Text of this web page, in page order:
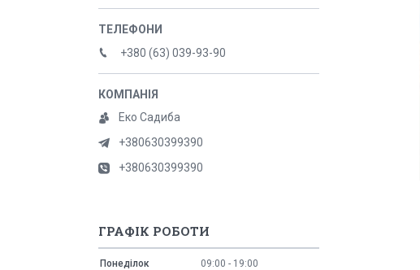
+380 (63) 039-93-90
Еко Садиба
+380630399390
+380630399390
ГРАФІК РОБОТИ
Понеділок 09:00 19:00